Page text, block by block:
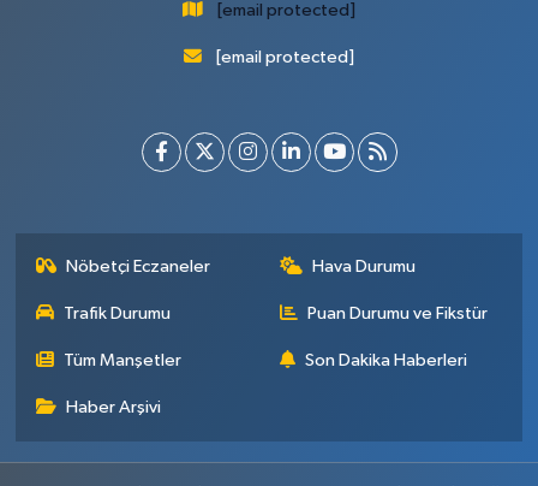
[email protected]
[email protected]
Nöbetçi Eczaneler Hava Durumu
Trafik Durumu Puan Durumu ve Fikstür
Tüm Manşetler Son Dakika Haberleri
Haber Arşivi